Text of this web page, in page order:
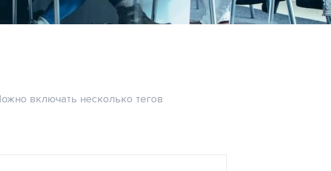
включать несколько тегов